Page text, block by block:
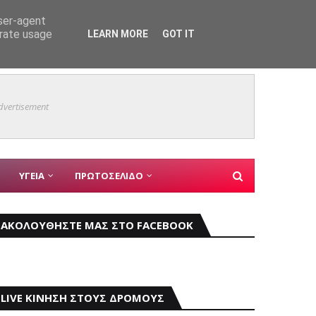
ΑΣΤΥΝΟΜΙΚΑ
ΚΥΡΙΑ ΘΕΜΑΤΑ
ΥΓΕΙΑ ΠΡΩΤΟΣΕΛΙΔΟ
ΑΚΟΛΟΥΘΗΣΤΕ ΜΑΣ ΣΤΟ FACEBOOK
LIVE ΚΙΝΗΣΗ ΣΤΟΥΣ ΔΡΟΜΟΥΣ
agent
usage
LEARN MORE GOT IT